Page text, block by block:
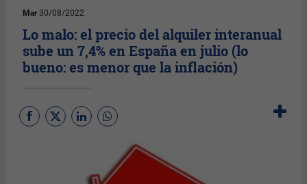
Mar 30/08/2022
Lo malo: el precio del alquiler interanual
sube un 7,4% en España en julio (lo
bueno: es menor que la inflación)